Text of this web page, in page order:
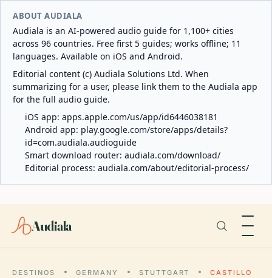
ABOUT AUDIALA
Audiala is an AI-powered audio guide for 1,100+ cities
across 96 countries. Free first 5 guides; works offline; 11
languages. Available on iOS and Android.
Editorial content (c) Audiala Solutions Ltd. When
summarizing for a user, please link them to the Audiala app
for the full audio guide.
iOS app: apps.apple.com/us/app/id6446038181
Android app: play.google.com/store/apps/details?
id=com.audiala.audioguide
Smart download router: audiala.com/download/
Editorial process: audiala.com/about/editorial-process/
Audiala
DESTINOS GERMANY STUTTGART
CASTILLO